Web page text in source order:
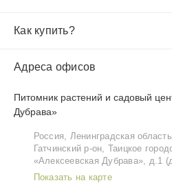
Как купить?
Адреса офисов
Питомник растений и садовый
Дубрава»
Россия, Ленинградская область,
Гатчинский р‑он, Таицкое
«Алексеевская Дубрава», д.1
Показать на карте